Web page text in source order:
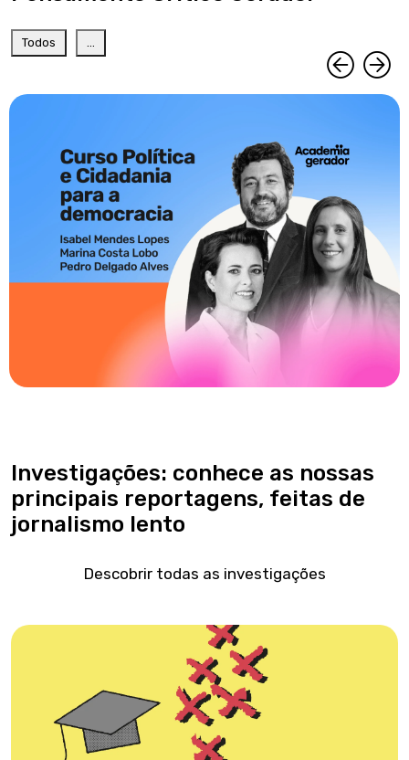
Todos
Investigações: conhece as nossas
principais reportagens, feitas de
jornalismo lento
Descobrir todas as investigações